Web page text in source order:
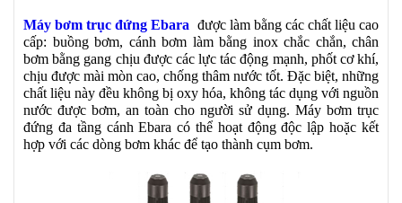
Máy bơm trục đứng Ebara được làm bằng các chất liệu cao
cấp: buồng bơm, cánh bơm làm bằng inox chắc chắn, chân
bơm bằng gang chịu được các lực tác động mạnh, phốt cơ khí,
chịu được mài mòn cao, chống thâm nước tốt. Đặc biệt, những
chất liệu này đều không bị oxy hóa, không tác dụng với nguồn
nước được bơm, an toàn cho người sử dụng. Máy bơm trục
đứng đa tầng cánh Ebara có thể hoạt động độc lập hoặc kết
hợp với các dòng bơm khác để tạo thành cụm bơm.